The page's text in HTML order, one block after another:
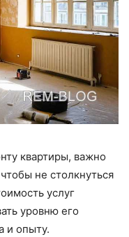
квартиры, важно
не столкнуться
услуг
уровню его
и опыту.